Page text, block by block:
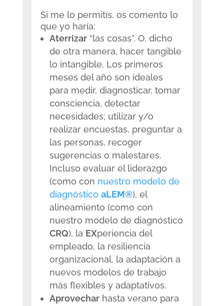
Si me lo permitís, os comento lo
que yo haría:
Aterrizar“las cosas”. O, dicho
de otra manera, hacer tangible
lo intangible. Los primeros
meses del año son ideales
para medir, diagnosticar, tomar
consciencia, detectar
necesidades; utilizar y/o
realizar encuestas, preguntar a
las personas, recoger
sugerencias o malestares.
Incluso evaluar el liderazgo
(como con nuestro modelo de
diagnóstico aLEM®), el
alineamiento (como con
nuestro modelo de diagnóstico
CRQ), la EXperiencia del
empleado, la resiliencia
organizacional, la adaptación a
nuevos modelos de trabajo
más flexibles y adaptativos.
Aprovecharhasta verano para